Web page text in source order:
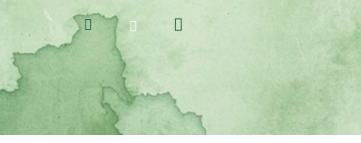
Hledat Přihlášení